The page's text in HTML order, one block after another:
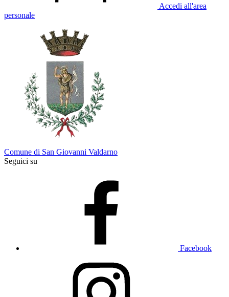
Accedi all'area
personale
Comune di San Giovanni Valdarno
Seguici su
Facebook